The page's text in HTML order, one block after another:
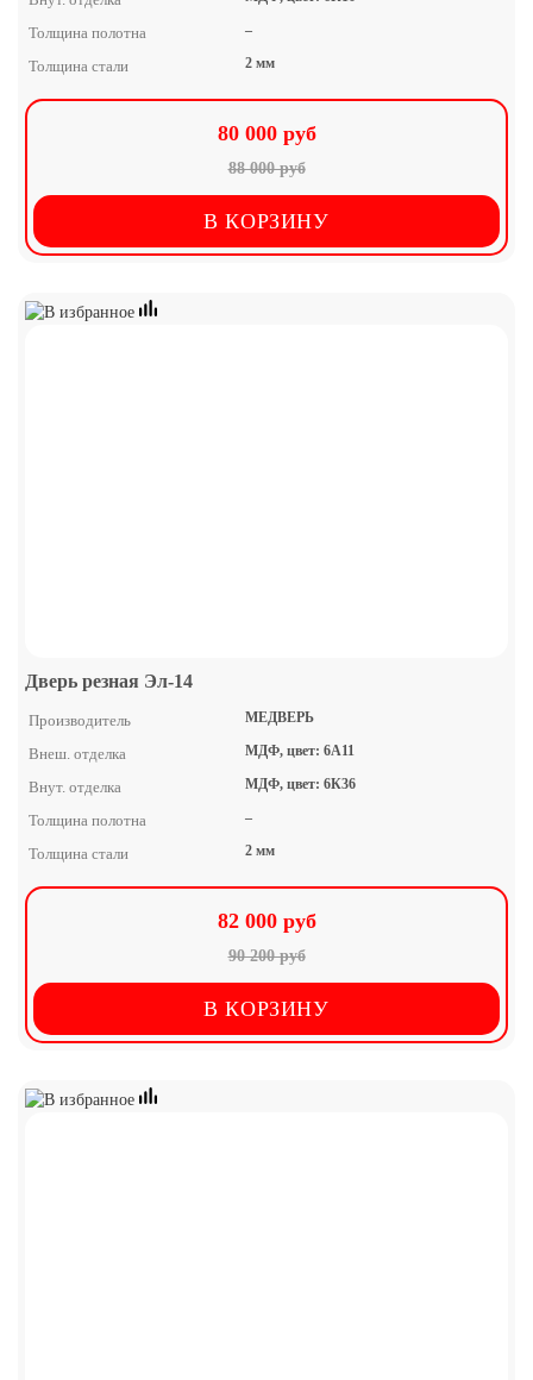
Толщина полотна –
Толщина стали 2 мм
80 000 руб
88 000 руб
В КОРЗИНУ
Дверь резная Эл-14
Производитель МЕДВЕРЬ
Внеш. отделка МДФ, цвет: 6А11
Внут. отделка МДФ, цвет: 6К36
Толщина полотна –
Толщина стали 2 мм
82 000 руб
90 200 руб
В КОРЗИНУ